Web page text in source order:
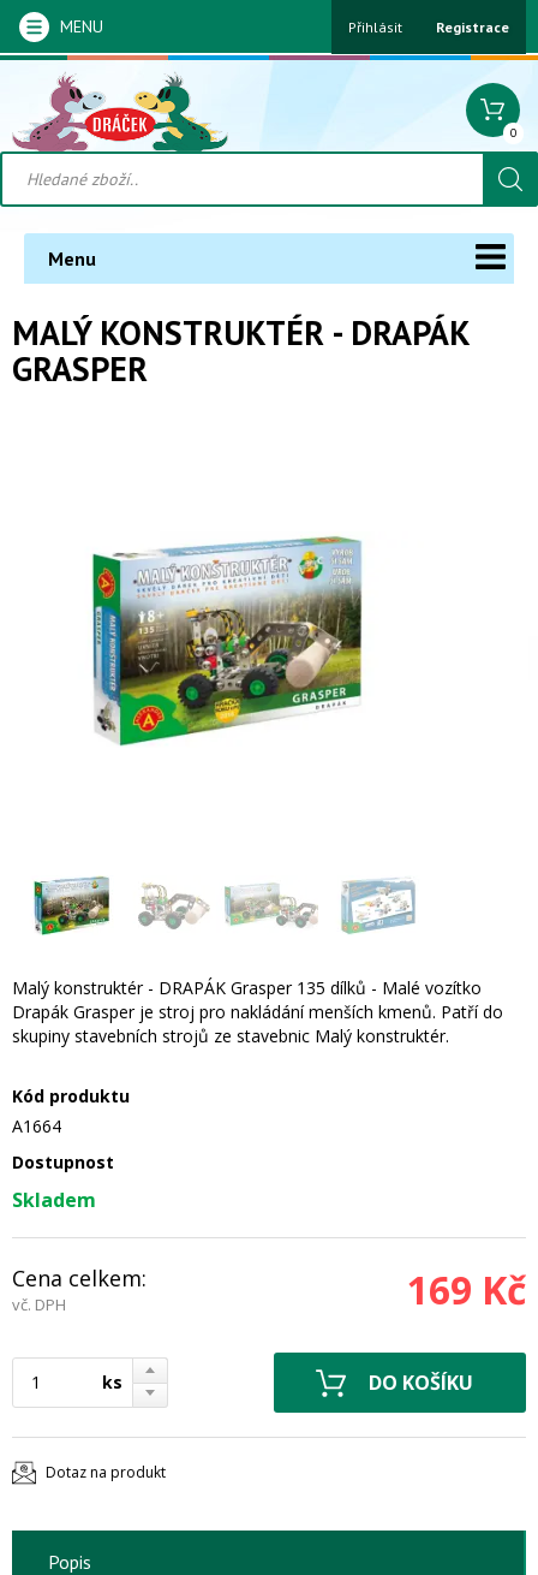
MENU Přihlásit Registrace
0
Menu
MALÝ KONSTRUKTÉR - DRAPÁK
GRASPER
Malý konstruktér - DRAPÁK Grasper 135 dílků - Malé vozítko
Drapák Grasper je stroj pro nakládání menších kmenů. Patří do
skupiny stavebních strojů ze stavebnic Malý konstruktér.
Kód produktu
A1664
Dostupnost
Skladem
Cena celkem:
vč. DPH 169 Kč
ks
Dotaz na produkt
Popis